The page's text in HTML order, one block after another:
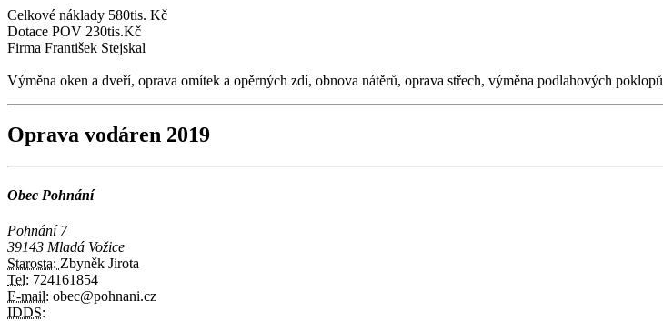
Celkové náklady 580tis. Kč
Dotace POV 230tis.Kč
Firma František Stejskal
Výměna oken a dveří, oprava omítek a opěrných zdí, obnova nátěrů, oprava střech, výměna podlahových poklopů
Oprava vodáren 2019
Obec Pohnání
Pohnání 7
39143 Mladá Vožice
Starosta: Zbyněk Jirota
Tel: 724161854
E-mail: obec@pohnani.cz
IDDS: